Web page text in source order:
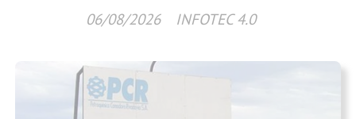
INFOTEC 4.0
06/08/2026